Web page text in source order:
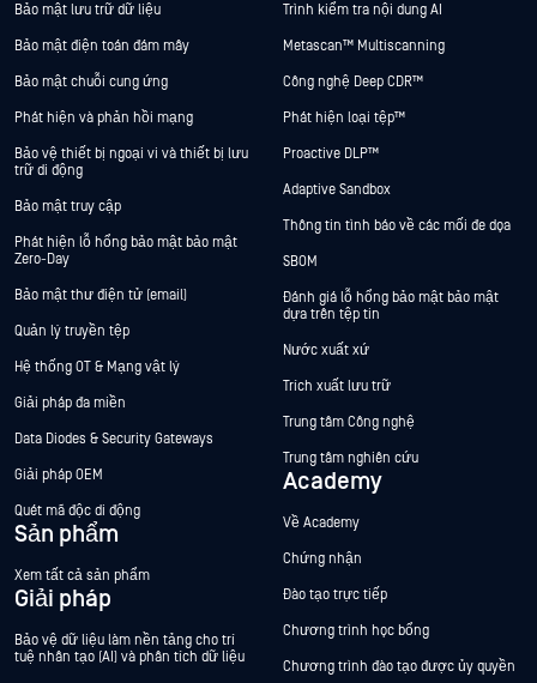
Bảo mật lưu trữ dữ liệu
Bảo mật điện toán đám mây
Bảo mật chuỗi cung ứng
Phát hiện và phản hồi mạng
Bảo vệ thiết bị ngoại vi và thiết bị lưu
trữ di động
Bảo mật truy cập
Phát hiện lỗ hổng bảo mật bảo mật
Zero-Day
Bảo mật thư điện tử (email)
Quản lý truyền tệp
Hệ thống OT & Mạng vật lý
Giải pháp đa miền
Data Diodes & Security Gateways
Giải pháp OEM
Quét mã độc di động
Sản phẩm
Xem tất cả sản phẩm
Giải pháp
Bảo vệ dữ liệu làm nền tảng cho trí
tuệ nhân tạo (AI) và phân tích dữ liệu
Trình kiểm tra nội dung AI
Metascan™ Multiscanning
Công nghệ Deep CDR™
Phát hiện loại tệp™
Proactive DLP™
Adaptive Sandbox
Thông tin tình báo về các mối đe dọa
SBOM
Đánh giá lỗ hổng bảo mật bảo mật
dựa trên tệp tin
Nước xuất xứ
Trích xuất lưu trữ
Trung tâm Công nghệ
Trung tâm nghiên cứu
Academy
Về Academy
Chứng nhận
Đào tạo trực tiếp
Chương trình học bổng
Chương trình đào tạo được ủy quyền